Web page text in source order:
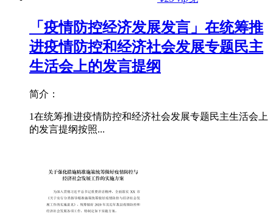
「疫情防控经济发展发言」在统筹推
进疫情防控和经济社会发展专题民主
生活会上的发言提纲
简介：
1在统筹推进疫情防控和经济社会发展专题民主生活会上
的发言提纲按照...